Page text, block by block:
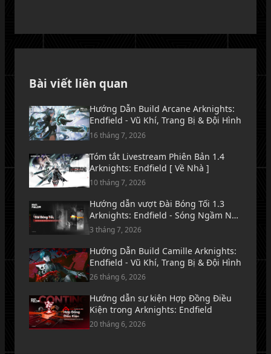
Bài viết liên quan
Hướng Dẫn Build Arcane Arknights:
Endfield - Vũ Khí, Trang Bị & Đội Hình
16 tháng 7, 2026
Tóm tắt Livestream Phiên Bản 1.4
Arknights: Endfield [ Về Nhà ]
10 tháng 7, 2026
Hướng dẫn vượt Đài Bóng Tối 1.3
Arknights: Endfield - Sóng Ngầm Nơi
Biển Lặng Tăm Tối
3 tháng 7, 2026
Hướng Dẫn Build Camille Arknights:
Endfield - Vũ Khí, Trang Bị & Đội Hình
26 tháng 6, 2026
Hướng dẫn sự kiện Hợp Đồng Điều
Kiện trong Arknights: Endfield
20 tháng 6, 2026